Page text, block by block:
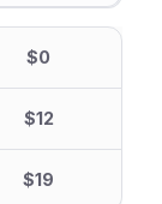
$0
$12
$19